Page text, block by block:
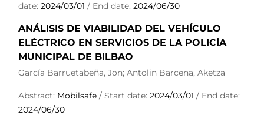
date: 2024/03/01 / End date: 2024/06/30
ANÁLISIS DE VIABILIDAD DEL VEHÍCULO
ELÉCTRICO EN SERVICIOS DE LA POLICÍA
MUNICIPAL DE BILBAO
García Barruetabeña, Jon; Antolin Barcena, Aketza
Abstract: Mobilsafe / Start date: 2024/03/01 / End date:
2024/06/30